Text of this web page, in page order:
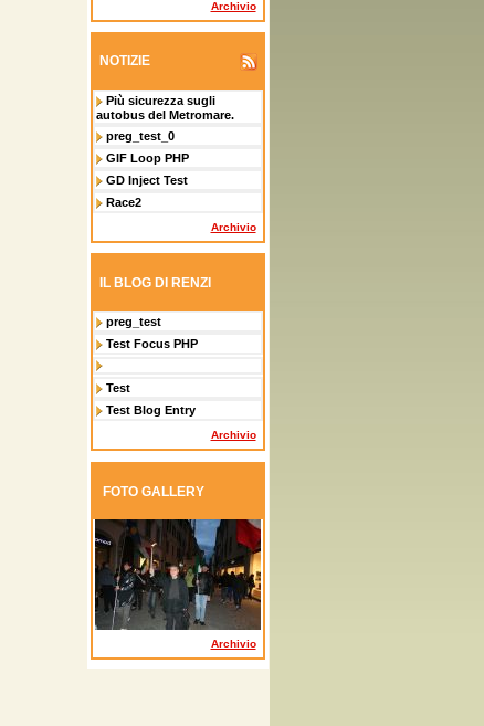
Archivio
NOTIZIE
Più sicurezza sugli
autobus del Metromare.
preg_test_0
GIF Loop PHP
GD Inject Test
Race2
Archivio
IL BLOG DI RENZI
preg_test
Test Focus PHP
Test
Test Blog Entry
Archivio
FOTO GALLERY
Archivio